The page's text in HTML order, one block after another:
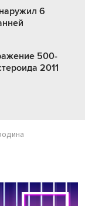
6
500-
2011